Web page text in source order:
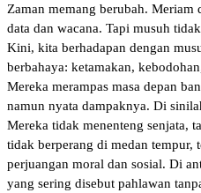
Zaman memang berubah.
data dan wacana. Tapi musuh
Kini, kita berhadapan dengan
berbahaya: ketamakan,
Mereka merampas masa depan
namun nyata dampaknya. Di
Mereka tidak menenteng senjata,
tidak berperang di medan tempur,
perjuangan moral dan sosial. Di
yang sering disebut pahlawan